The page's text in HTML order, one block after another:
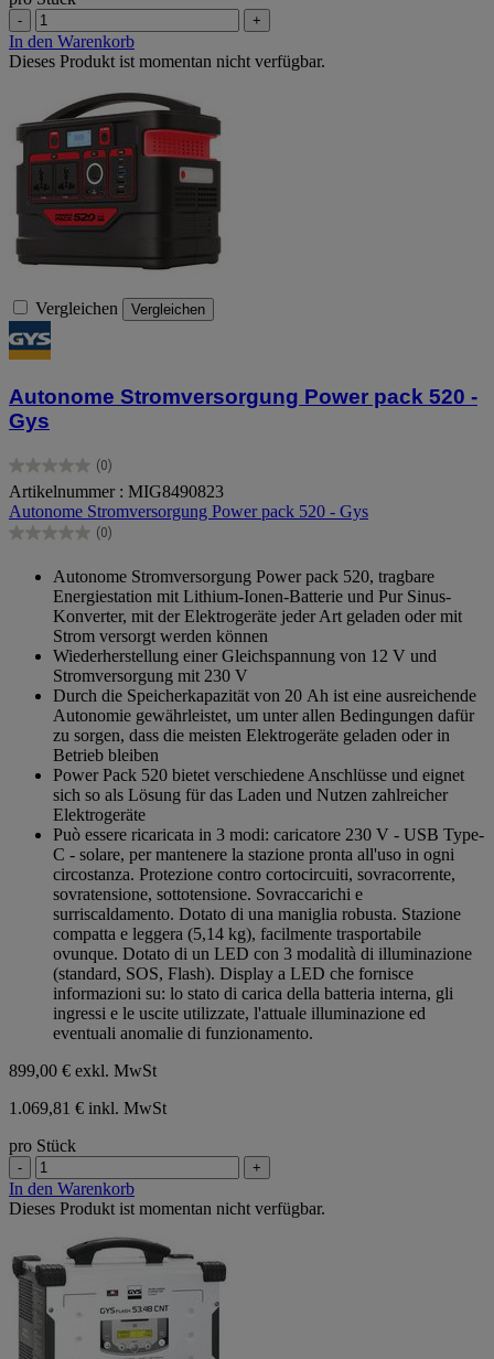
- +
In den Warenkorb
Dieses Produkt ist momentan nicht verfügbar.
Vergleichen Vergleichen
Autonome Stromversorgung Power pack 520 -
Gys
(0)
0.0
von
5
Sternen.
Artikelnummer : MIG8490823
Autonome Stromversorgung Power pack 520 - Gys
(0)
0.0
Sternen.
Autonome Stromversorgung Power pack 520, tragbare
Energiestation mit Lithium-Ionen-Batterie und Pur Sinus-
Konverter, mit der Elektrogeräte jeder Art geladen oder mit
Strom versorgt werden können
Wiederherstellung einer Gleichspannung von 12 V und
Stromversorgung mit 230 V
Durch die Speicherkapazität von 20 Ah ist eine ausreichende
Autonomie gewährleistet, um unter allen Bedingungen dafür
zu sorgen, dass die meisten Elektrogeräte geladen oder in
Betrieb bleiben
Power Pack 520 bietet verschiedene Anschlüsse und eignet
sich so als Lösung für das Laden und Nutzen zahlreicher
Elektrogeräte
Può essere ricaricata in 3 modi: caricatore 230 V - USB Type-
C - solare, per mantenere la stazione pronta all'uso in ogni
circostanza. Protezione contro cortocircuiti, sovracorrente,
sovratensione, sottotensione. Sovraccarichi e
surriscaldamento. Dotato di una maniglia robusta. Stazione
compatta e leggera (5,14 kg), facilmente trasportabile
ovunque. Dotato di un LED con 3 modalità di illuminazione
(standard, SOS, Flash). Display a LED che fornisce
informazioni su: lo stato di carica della batteria interna, gli
ingressi e le uscite utilizzate, l'attuale illuminazione ed
eventuali anomalie di funzionamento.
899,00 € exkl. MwSt
1.069,81 € inkl. MwSt
pro Stück
- +
In den Warenkorb
Dieses Produkt ist momentan nicht verfügbar.